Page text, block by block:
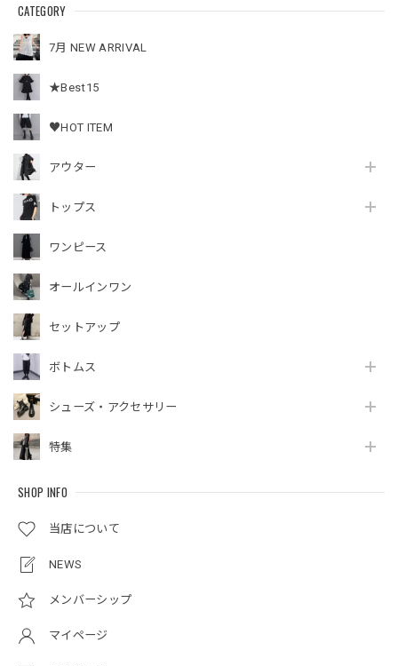
CATEGORY
7月 NEW ARRIVAL
★Best15
♥HOT ITEM
アウター
トップス
ワンピース
オールインワン
セットアップ
ボトムス
シューズ・アクセサリー
特集
SHOP INFO
当店について
NEWS
メンバーシップ
マイページ